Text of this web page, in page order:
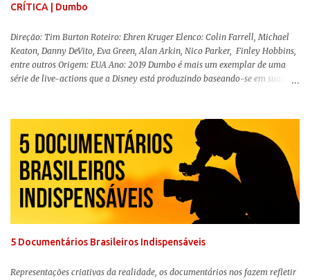
CRÍTICA | Dumbo
Direção: Tim Burton Roteiro: Ehren Kruger Elenco: Colin Farrell, Michael
Keaton, Danny DeVito, Eva Green, Alan Arkin, Nico Parker, Finley Hobbins,
entre outros Origem: EUA Ano: 2019 Dumbo é mais um exemplar de uma
série de live-actions que a Disney está produzindo baseando-se em suas
remake , já que a história do elefantinho voador foi reinventada de forma
mais realista, se adequando perfeitamente a proposta. Não há animais
falantes, por exemplo, mas nem por isso o tom lúdico e infantil é deixado
de lado. Apesar da relevância histórica, o filme supera a animação original
em termos visuais e narrativos, , superando a animação original em termos
visuais e narrativos. A história começa quando o pai das crianças, Holt
Ferrier (Colin Farrell), uma ex-estrela de circo, volta da guerra e se depara
5 Documentários Brasileiros Indispensáveis
Representações criativas da realidade, os documentários nos fazem refletir